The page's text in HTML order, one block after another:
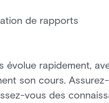
de rapports
rapidement,
son cours.
vous des